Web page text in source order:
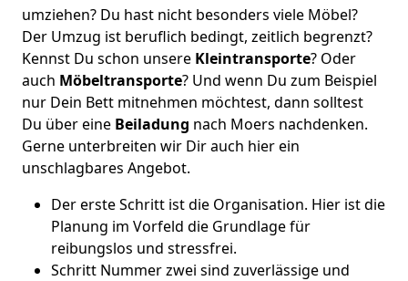
umziehen? Du hast nicht besonders viele Möbel?
Der Umzug ist beruflich bedingt, zeitlich begrenzt?
Kennst Du schon unsere Kleintransporte? Oder
auch Möbeltransporte? Und wenn Du zum Beispiel
nur Dein Bett mitnehmen möchtest, dann solltest
Du über eine Beiladung nach Moers nachdenken.
Gerne unterbreiten wir Dir auch hier ein
unschlagbares Angebot.
Der erste Schritt ist die Organisation. Hier ist die
Planung im Vorfeld die Grundlage für
reibungslos und stressfrei.
Schritt Nummer zwei sind zuverlässige und